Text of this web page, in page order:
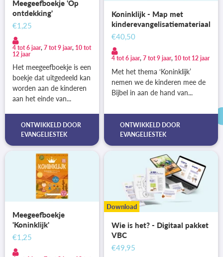
Meegeefboekje 'Op
ontdekking'
€1,25
4 tot 6 jaar, 7 tot 9 jaar, 10 tot
12 jaar
Het meegeefboekje is een
boekje dat uitgedeeld kan
worden aan de kinderen
aan het einde van...
ONTWIKKELD DOOR
EVANGELIESTEK
Koninklijk - Map met
kinderevangelisatiemateriaal
€40,50
4 tot 6 jaar, 7 tot 9 jaar, 10 tot 12 jaar
Met het thema ‘Koninklijk’
nemen we de kinderen mee de
Bijbel in aan de hand van...
ONTWIKKELD DOOR
EVANGELIESTEK
Meegeefboekje
'Koninklijk'
€1,25
Download
Wie is het? - Digitaal pakket
VBC
€49,95